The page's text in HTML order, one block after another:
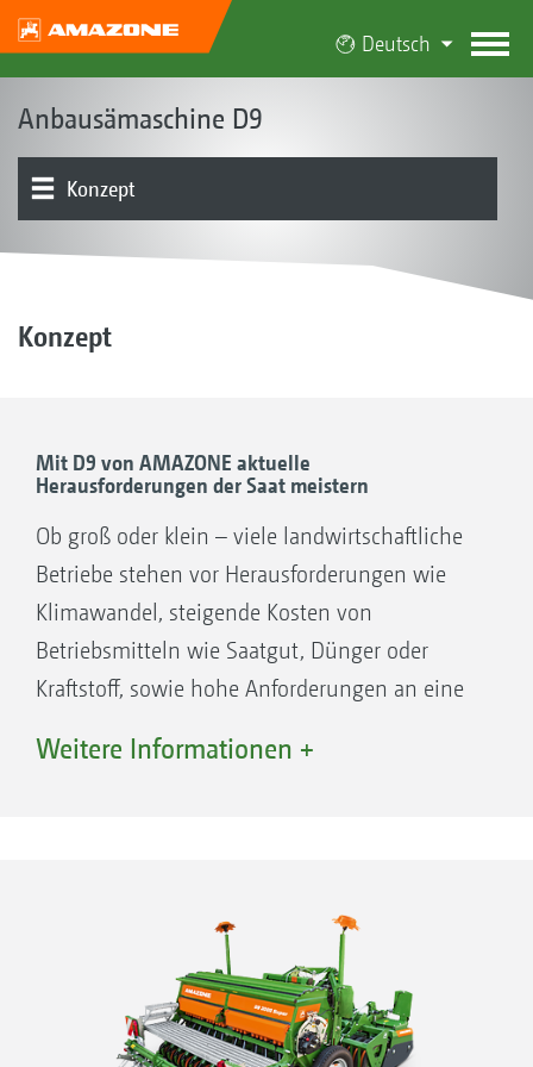
Deutsch
Anbausämaschine D9
Konzept
Konzept
Mit D9 von AMAZONE aktuelle
Herausforderungen der Saat meistern
Ob groß oder klein – viele landwirtschaftliche
Betriebe stehen vor Herausforderungen wie
Klimawandel, steigende Kosten von
Betriebsmitteln wie Saatgut, Dünger oder
Kraftstoff, sowie hohe Anforderungen an eine
Mit der richtigen Sämaschine fällt es
Anbausämaschine D9 von AMAZONE für die
optimierte Saat, insbesondere für kleinere oder
mittlere Betriebe.
Das Saatgut wird mit der mechanischen
Weitere Informationen +